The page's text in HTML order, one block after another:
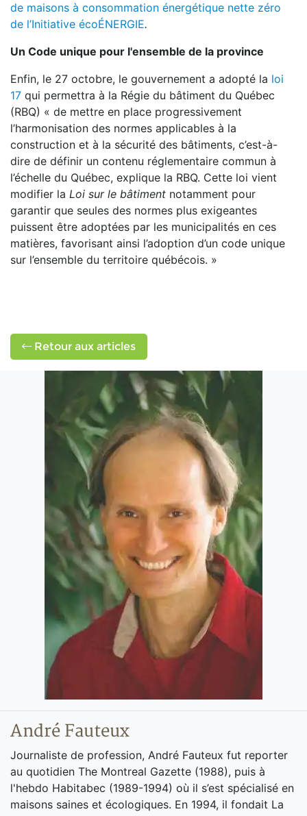
de maisons à consommation énergétique nette zéro
de l’Initiative écoÉNERGIE.
Un Code unique pour l'ensemble de la province
Enfin, le 27 octobre, le gouvernement a adopté la loi
17 qui permettra à la Régie du bâtiment du Québec
(RBQ) « de mettre en place progressivement
l’harmonisation des normes applicables à la
construction et à la sécurité des bâtiments, c’est-à-
dire de définir un contenu réglementaire commun à
l’échelle du Québec, explique la RBQ. Cette loi vient
modifier la Loi sur le bâtiment notamment pour
garantir que seules des normes plus exigeantes
puissent être adoptées par les municipalités en ces
matières, favorisant ainsi l’adoption d’un code unique
sur l’ensemble du territoire québécois. »
Retour aux articles
André Fauteux
Journaliste de profession, André Fauteux fut reporter
au quotidien The Montreal Gazette (1988), puis à
l'hebdo Habitabec (1989-1994) où il s’est spécialisé en
maisons saines et écologiques. En 1994, il fondait La